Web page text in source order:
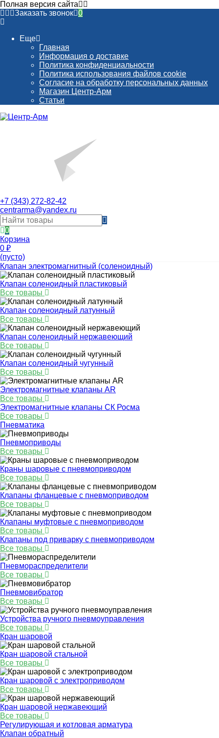
Полная версия сайта
Заказать звонок 0
Еще
Главная
Информация о доставке
Политика конфиденциальности
Политика использования файлов cookie
Согласие на обработку персональных данных
Магазин Центр-Арм
Статьи
+7 (343) 272-82-42
centrarma@yandex.ru
0
Корзина
0 ₽
(пусто)
Клапан электромагнитный (соленоидный)
Клапан соленоидный пластиковый
Все товары
Клапан соленоидный латунный
Все товары
Клапан соленоидный нержавеющий
Все товары
Клапан соленоидный чугунный
Все товары
Электромагнитные клапаны AR
Все товары
Электромагнитные клапаны СК Росма
Все товары
Пневматика
Пневмоприводы
Все товары
Краны шаровые с пневмоприводом
Все товары
Клапаны фланцевые с пневмоприводом
Все товары
Клапаны муфтовые с пневмоприводом
Все товары
Клапаны под приварку с пневмоприводом
Все товары
Пневмораспределители
Все товары
Пневмовибратор
Все товары
Устройства ручного пневмоуправления
Все товары
Кран шаровой
Кран шаровой стальной
Все товары
Кран шаровой с электроприводом
Все товары
Кран шаровой нержавеющий
Все товары
Регулирующая и котловая арматура
Клапан обратный